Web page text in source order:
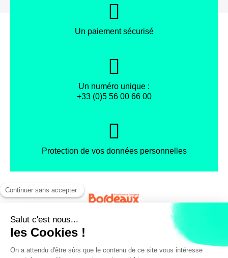
Un paiement sécurisé
Un numéro unique :
+33 (0)5 56 00 66 00
Protection de vos données personnelles
Mentions légales Conditions générales de vente